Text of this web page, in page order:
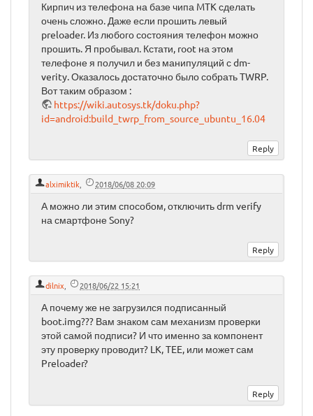
Кирпич из телефона на базе чипа MTK сделать
очень сложно. Даже если прошить левый
preloader. Из любого состояния телефон можно
прошить. Я пробывал. Кстати, root на этом
телефоне я получил и без манипуляций с dm-
verity. Оказалось достаточно было собрать TWRP.
Вот таким образом :
https://wiki.autosys.tk/doku.php?
id=android:build_twrp_from_source_ubuntu_16.04
alximiktik 2018/06/08 20:09
А можно ли этим способом, отключить drm verify
на смартфоне Sony?
dilnix, 2018/06/22 15:21
А почему же не загрузился подписанный
boot.img??? Вам знаком сам механизм проверки
этой самой подписи? И что именно за компонент
эту проверку проводит? LK, TEE, или может сам
Preloader?